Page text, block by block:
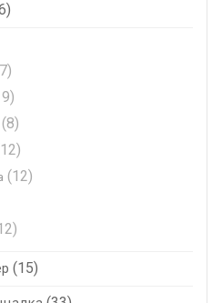
(8)
(12)
(15)